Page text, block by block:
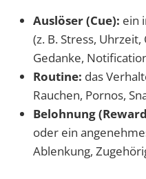
Auslöser (Cue): ein
(z. B. Stress,
Gedanke,
Routine: das
Rauchen, Pornos,
Belohnung
oder ein
Ablenkung,